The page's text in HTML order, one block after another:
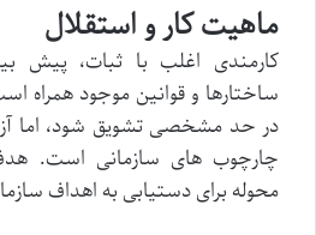
ماهیت کار و استقلال
کارمندی اغلب با ثبات، پیش
ساختارها و قوانین موجود
در حد مشخصی تشویق شود، اما
چارچوب های سازمانی است.
محوله برای دستیابی به اهداف